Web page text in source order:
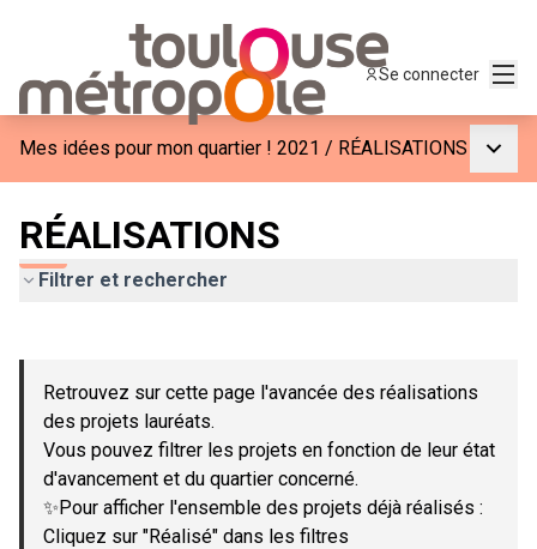
Se connecter
Mes idées pour mon quartier ! 2021 / RÉALISATIONS
RÉALISATIONS
Filtrer et rechercher
−
Retrouvez sur cette page l'avancée des réalisations
des projets lauréats.
Vous pouvez filtrer les projets en fonction de leur état
d'avancement et du quartier concerné.
✨Pour afficher l'ensemble des projets déjà réalisés :
Cliquez sur "Réalisé" dans les filtres